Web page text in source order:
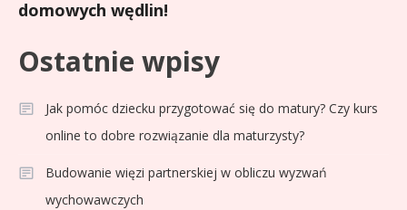
domowych wędlin!
Ostatnie wpisy
Jak pomóc dziecku przygotować się do matury? Czy kurs
online to dobre rozwiązanie dla maturzysty?
Budowanie więzi partnerskiej w obliczu wyzwań
wychowawczych